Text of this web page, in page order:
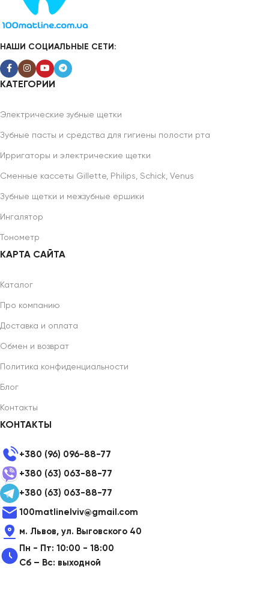
НАШИ СОЦИАЛЬНЫЕ СЕТИ:
КАТЕГОРИИ
Электрические зубные щетки
Зубные пасты и средства для гигиены полости рта
Ирригаторы и электрические щетки
Сменные кассеты Gillette, Philips, Schick, Venus
Зубные щетки и межзубные ершики
Ингалятор
Тонометр
КАРТА САЙТА
Каталог
Про компанию
Доставка и оплата
Обмен и возврат
Политика конфиденциальности
Блог
Контакты
КОНТАКТЫ
+380 (96) 096-88-77
+380 (63) 063-88-77
+380 (63) 063-88-77
100matlinelviv@gmail.com
м. Львов, ул. Выговского 40
Пн - Пт: 10:00 - 18:00
Сб – Вс: выходной